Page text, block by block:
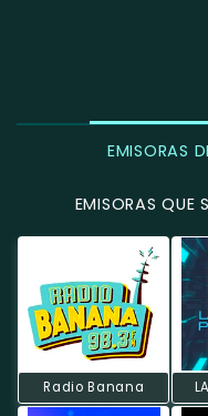
EMISORAS
EMISORAS QUE
Radio Banana